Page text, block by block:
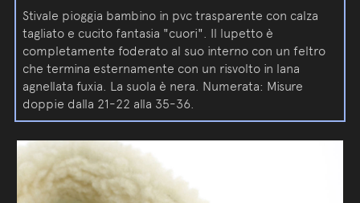
Stivale pioggia bambino in pvc trasparente con calza
tagliato e cucito fantasia "cuori". Il lupetto è
completamente foderato al suo interno con un feltro
che termina esternamente con un risvolto in lana
agnellata fuxia. La suola è nera. Numerata: Misure
doppie dalla 21-22 alla 35-36.